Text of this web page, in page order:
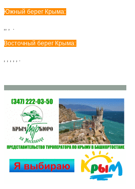
Южный берег Крыма:
,, , .
Восточный берег Крыма:
, , , , , .